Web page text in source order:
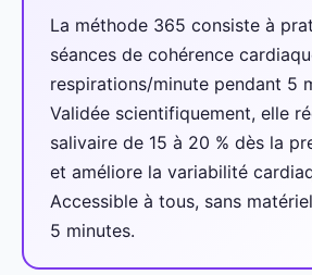
La méthode 365 consiste à
séances de cohérence
respirations/minute pendant 5
Validée scientifiquement, elle
salivaire de 15 à 20 % dès la
et améliore la variabilité
Accessible à tous, sans
5 minutes.